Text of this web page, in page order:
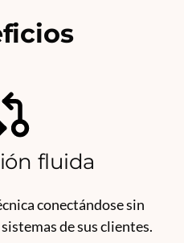
fluida
conectándose sin
de sus clientes.